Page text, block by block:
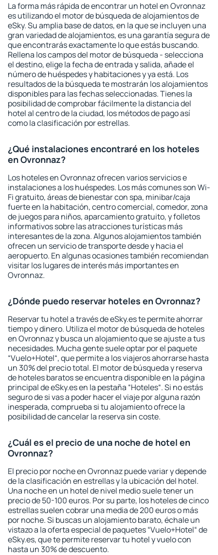
La forma más rápida de encontrar un hotel en Ovronnaz
es utilizando el motor de búsqueda de alojamientos de
eSky. Su amplia base de datos, en la que se incluyen una
gran variedad de alojamientos, es una garantía segura de
que encontrarás exactamente lo que estás buscando.
Rellena los campos del motor de búsqueda - selecciona
el destino, elige la fecha de entrada y salida, añade el
número de huéspedes y habitaciones y ya está. Los
resultados de la búsqueda te mostrarán los alojamientos
disponibles para las fechas seleccionadas. Tienes la
posibilidad de comprobar fácilmente la distancia del
hotel al centro de la ciudad, los métodos de pago así
como la clasificación por estrellas.
¿Qué instalaciones encontraré en los hoteles
en Ovronnaz?
Los hoteles en Ovronnaz ofrecen varios servicios e
instalaciones a los huéspedes. Los más comunes son Wi-
Fi gratuito, áreas de bienestar con spa, minibar/caja
fuerte en la habitación, centro comercial, comedor, zona
de juegos para niños, aparcamiento gratuito, y folletos
informativos sobre las atracciones turísticas más
interesantes de la zona. Algunos alojamientos también
ofrecen un servicio de transporte desde y hacia el
aeropuerto. En algunas ocasiones también recomiendan
visitar los lugares de interés más importantes en
Ovronnaz.
¿Dónde puedo reservar hoteles en Ovronnaz?
Reservar tu hotel a través de eSky.es te permite ahorrar
tiempo y dinero. Utiliza el motor de búsqueda de hoteles
en Ovronnaz y busca un alojamiento que se ajuste a tus
necesidades. Mucha gente suele optar por el paquete
“Vuelo+Hotel“, que permite a los viajeros ahorrarse hasta
un 30% del precio total. El motor de búsqueda y reserva
de hoteles baratos se encuentra disponible en la página
principal de eSky.es en la pestaña “Hoteles“. Si no estás
seguro de si vas a poder hacer el viaje por alguna razón
inesperada, comprueba si tu alojamiento ofrece la
posibilidad de cancelar la reserva sin coste.
¿Cuál es el precio de una noche de hotel en
Ovronnaz?
El precio por noche en Ovronnaz puede variar y depende
de la clasificación en estrellas y la ubicación del hotel.
Una noche en un hotel de nivel medio suele tener un
precio de 50-100 euros. Por su parte, los hoteles de cinco
estrellas suelen cobrar una media de 200 euros o más
por noche. Si buscas un alojamiento barato, échale un
vistazo a la oferta especial de paquetes “Vuelo+Hotel“ de
eSky.es, que te permite reservar tu hotel y vuelo con
hasta un 30% de descuento.